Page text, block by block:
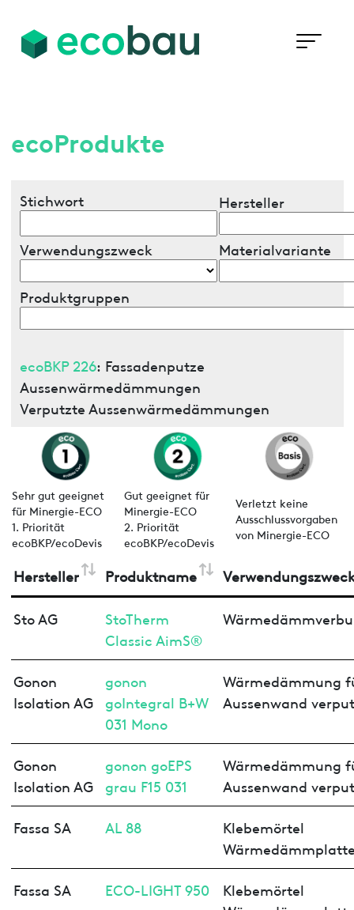
ecoProdukte
Stichwort Hersteller
Verwendungszweck Materialvariante
Produktgruppen
ecoBKP 226: Fassadenputze
Aussenwärmedämmungen
Verputzte Aussenwärmedämmungen
Sehr gut geeignet
für Minergie-ECO
1. Priorität
ecoBKP/ecoDevis
Gut geeignet für
Minergie-ECO
2. Priorität
ecoBKP/ecoDevis
Verletzt keine
Ausschlussvorgaben
von Minergie-ECO
Hersteller Produktname
Sto AG
StoTherm
Classic AimS®
Gonon
Isolation AG
gonon
goIntegral B+W
031 Mono
Wärmedämmung
Aussenwand
Gonon
Isolation AG
gonon goEPS
grau F15 031
Wärmedämmung
Aussenwand
Fassa SA AL 88
Klebemörtel
Fassa SA ECO-LIGHT 950
Klebemörtel